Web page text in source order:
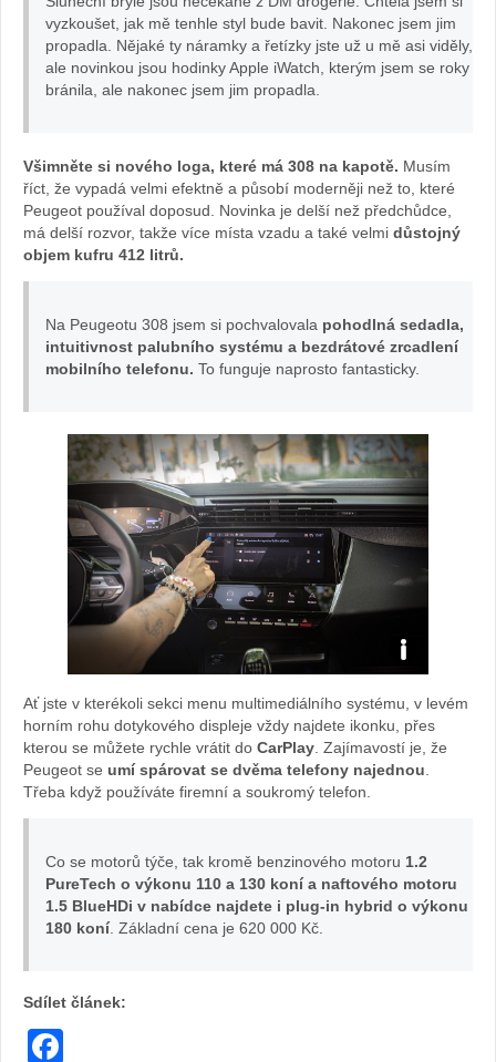
foto
Žižková
vyzkoušet, jak mě tenhle styl bude bavit. Nakonec jsem jim
propadla. Nějaké ty náramky a řetízky jste už u mě asi viděly,
ale novinkou jsou hodinky Apple iWatch, kterým jsem se roky
bránila, ale nakonec jsem jim propadla.
Všimněte si nového loga, které má 308 na kapotě. Musím
říct, že vypadá velmi efektně a působí moderněji než to, které
Peugeot používal doposud. Novinka je delší než předchůdce,
má delší rozvor, takže více místa vzadu a také velmi důstojný
objem kufru 412 litrů.
Na Peugeotu 308 jsem si pochvalovala pohodlná sedadla,
intuitivnost palubního systému a bezdrátové zrcadlení
mobilního telefonu. To funguje naprosto fantasticky.
Veronika
Petrů:
foto
Žižková
Ať jste v kterékoli sekci menu multimediálního systému, v levém
horním rohu dotykového displeje vždy najdete ikonku, přes
kterou se můžete rychle vrátit do CarPlay. Zajímavostí je, že
Peugeot se umí spárovat se dvěma telefony najednou.
Třeba když používáte firemní a soukromý telefon.
Co se motorů týče, tak kromě benzinového motoru 1.2
PureTech o výkonu 110 a 130 koní a naftového motoru
1.5 BlueHDi v nabídce najdete i plug-in hybrid o výkonu
180 koní. Základní cena je 620 000 Kč.
Sdílet článek: